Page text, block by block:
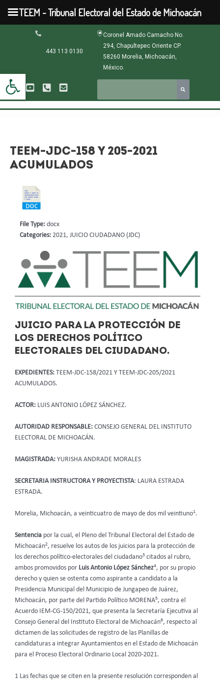
Abrir barra de herramientas
contenido
443 113 0130
Coronel Amado Camacho No.
294, Chapultepec Oriente CP.
58260 Morelia, Michoacán,
México.
TEEM-JDC-158 Y 205-2021
ACUMULADOS
JUICIO PARA LA PROTECCIÓN DE
LOS DERECHOS POLÍTICO
ELECTORALES DEL CIUDADANO.
EXPEDIENTES:
TEEM-JDC-158/2021 Y TEEM-JDC-205/2021
ACUMULADOS.
ACTOR: LUIS ANTONIO LÓPEZ SÁNCHEZ.
AUTORIDAD RESPONSABLE: CONSEJO GENERAL DEL INSTITUTO
ELECTORAL DE MICHOACÁN.
MAGISTRADA: YURISHA ANDRADE MORALES
SECRETARIA INSTRUCTORA Y PROYECTISTA: LAURA ESTRADA
ESTRADA.
Morelia, Michoacán, a veinticuatro de mayo de dos mil veintiuno1.
Sentencia por la cual, el Pleno del Tribunal Electoral del Estado de
Michoacán2, resuelve los autos de los juicios para la protección de
los derechos político-electorales del ciudadano3 citados al rubro,
ambos promovidos por Luis Antonio López Sánchez4, por su propio
derecho y quien se ostenta como aspirante a candidato a la
Presidencia Municipal del Municipio de Jungapeo de Juárez,
Michoacán, por parte del Partido Político MORENA5, contra el
Acuerdo IEM-CG-150/2021, que presenta la Secretaría Ejecutiva al
Consejo General del Instituto Electoral de Michoacán6, respecto al
dictamen de las solicitudes de registro de las Planillas de
candidaturas a integrar Ayuntamientos en el Estado de Michoacán
para el Proceso Electoral Ordinario Local 2020-2021.
1 Las fechas que se citen en la presente resolución corresponden al
File Type: docx
Categories: 2021, JUICIO CIUDADANO (JDC)
TEEM - Tribunal Electoral del Estado de Michoacán